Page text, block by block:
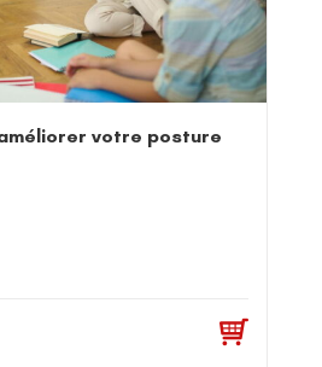
votre posture